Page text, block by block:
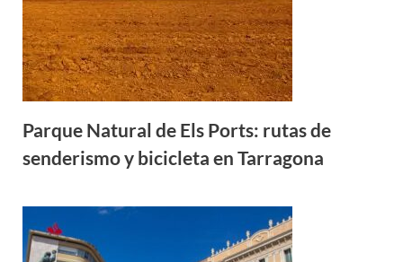
Parque Natural de Els Ports: rutas de
senderismo y bicicleta en Tarragona